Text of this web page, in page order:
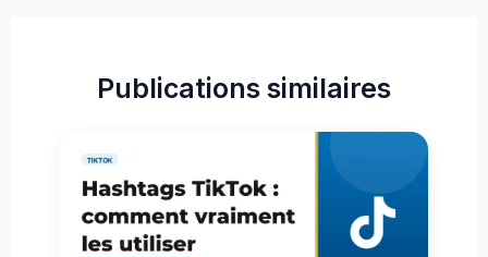
Publications similaires